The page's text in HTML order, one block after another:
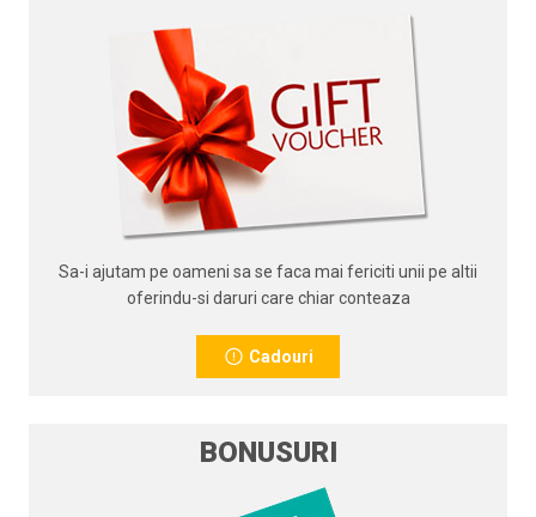
Sa-i ajutam pe oameni sa se faca mai fericiti unii pe altii
oferindu-si daruri care chiar conteaza
Cadouri
BONUSURI